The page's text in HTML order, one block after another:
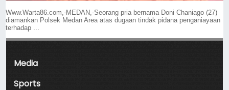
Www.Warta86.com,-MEDAN,-Seorang pria bernama Doni Chaniago (27)
diamankan Polsek Medan Area atas dugaan tindak pidana penganiayaan
terhadap ...
Media
Sports